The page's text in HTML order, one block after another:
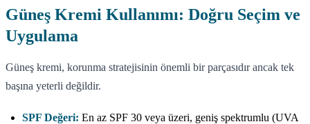
Güneş Kremi Kullanımı: Doğru Seçim ve
Uygulama
Güneş kremi, korunma stratejisinin önemli bir parçasıdır ancak tek
başına yeterli değildir.
SPF Değeri: En az SPF 30 veya üzeri, geniş spektrumlu (UVA